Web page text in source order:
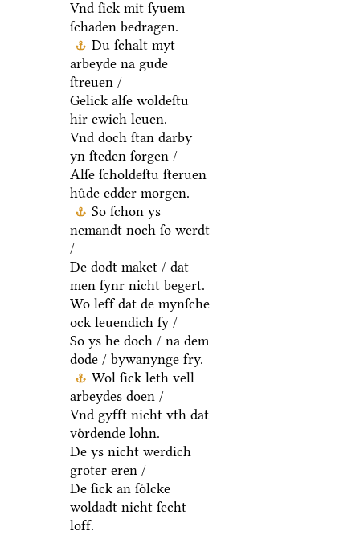
Vnd ſick mit ſyuem
ſchaden bedragen.
Du ſchalt myt
arbeyde na gude
ſtreuen /
Gelick alſe woldeſtu
hir ewich leuen.
Vnd doch ſtan darby
yn ſteden ſorgen /
Alſe ſcholdeſtu ſteruen
huͤde edder morgen.
So ſchon ys
nemandt noch ſo werdt
/
De dodt maket / dat
men ſynr nicht begert.
Wo leff dat de mynſche
ock leuendich ſy /
So ys he doch / na dem
dode / bywanynge fry.
Wol ſick leth vell
arbeydes doen /
Vnd gyfft nicht vth dat
voͤrdende lohn.
De ys nicht werdich
groter eren /
De ſick an ſoͤlcke
woldadt nicht ſecht
loff.